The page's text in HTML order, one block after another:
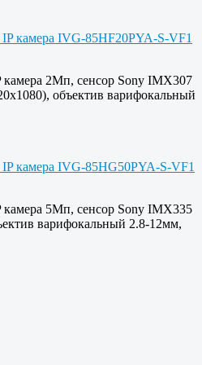
камера 2Мп, сенсор Sony IMX307
объектив варифокальный
камера 5Мп, сенсор Sony IMX335
варифокальный 2.8-12мм,